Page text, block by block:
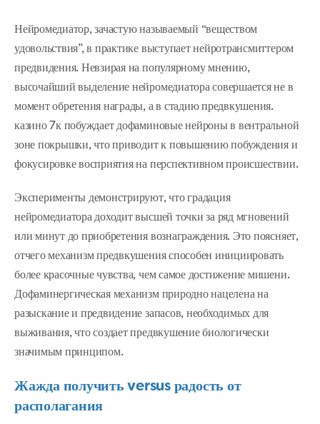
Нейромедиатор, зачастую называемый “веществом
удовольствия”, в практике выступает нейротрансмиттером
предвидения. Невзирая на популярному мнению,
высочайший выделение нейромедиатора совершается не в
момент обретения награды, а в стадию предвкушения.
казино 7к побуждает дофаминовые нейроны в вентральной
зоне покрышки, что приводит к повышению побуждения и
фокусировке восприятия на перспективном происшествии.
Эксперименты демонстрируют, что градация
нейромедиатора доходит высшей точки за ряд мгновений
или минут до приобретения вознаграждения. Это поясняет,
отчего механизм предвкушения способен инициировать
более красочные чувства, чем самое достижение мишени.
Дофаминергическая механизм природно нацелена на
разыскание и предвидение запасов, необходимых для
выживания, что создает предвкушение биологически
значимым принципом.
Жажда получить versus радость от
располагания